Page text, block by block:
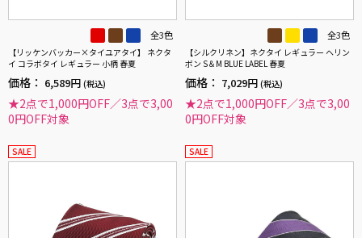
全3色
【リッケンバッカー×タイユアタイ】 ネクタ
イ コラボタイ レギュラー 小柄 春夏
価格： 6,589円 (税込)
★2点で1,000円OFF／3点で3,00
0円OFF対象
全3色
【シルクリネン】ネクタイ レギュラー ヘリン
ボン S＆M BLUE LABEL 春夏
価格： 7,029円 (税込)
★2点で1,000円OFF／3点で3,00
0円OFF対象
SALE SALE